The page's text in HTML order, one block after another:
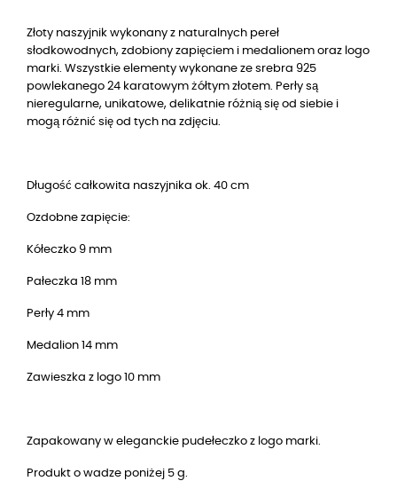
Złoty naszyjnik wykonany z naturalnych pereł
słodkowodnych, zdobiony zapięciem i medalionem oraz logo
marki. Wszystkie elementy wykonane ze srebra 925
powlekanego 24 karatowym żółtym złotem. Perły są
nieregularne, unikatowe, delikatnie różnią się od siebie i
mogą różnić się od tych na zdjęciu.
Długość całkowita naszyjnika ok. 40 cm
Ozdobne zapięcie:
Kółeczko 9 mm
Pałeczka 18 mm
Perły 4 mm
Medalion 14 mm
Zawieszka z logo 10 mm
Zapakowany w eleganckie pudełeczko z logo marki.
Produkt o wadze poniżej 5 g.